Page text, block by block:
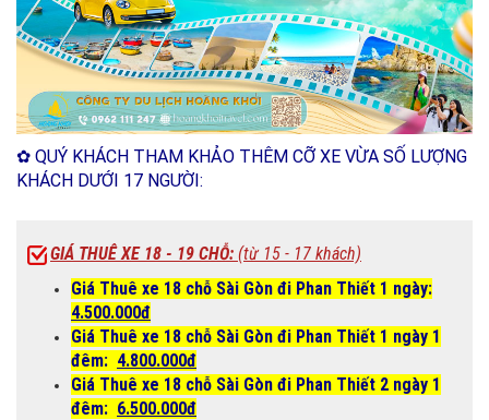
✿ QUÝ KHÁCH THAM KHẢO THÊM CỠ XE VỪA SỐ LƯỢNG
KHÁCH DƯỚI 17 NGƯỜI:
GIÁ THUÊ XE 18 - 19 CHỖ: (từ 15 - 17 khách)
Giá Thuê xe 18 chỗ Sài Gòn đi Phan Thiết 1 ngày:
4.500.000đ
Giá Thuê xe 18 chỗ Sài Gòn đi Phan Thiết 1 ngày 1
đêm: 4.800.000đ
Giá Thuê xe 18 chỗ Sài Gòn đi Phan Thiết 2 ngày 1
đêm: 6.500.000đ